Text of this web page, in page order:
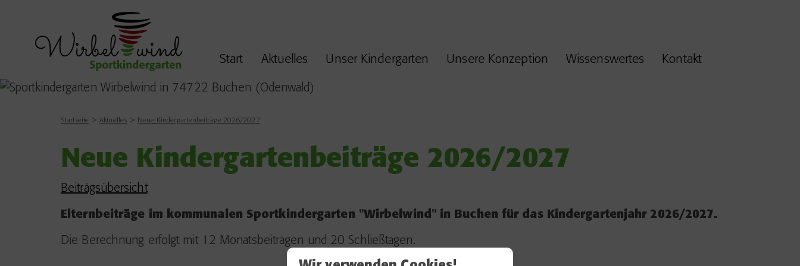
Start Aktuelles Unser Kindergarten Unsere Konzeption Wissenswertes Kontakt
Startseite Aktuelles Neue Kindergartenbeiträge 2026/2027
Neue Kindergartenbeiträge 2026/2027
Beiträgsübersicht
Elternbeiträge im kommunalen Sportkindergarten "Wirbelwind" in Buchen für das Kindergartenjahr 2026/2027.
Die Berechnung erfolgt mit 12 Monatsbeiträgen und 20 Schließtagen.